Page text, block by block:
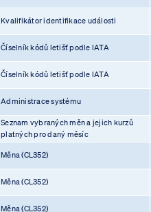
Kvalifikátor identifikace události
Číselník kódů letišť podle IATA
Číselník kódů letišť podle IATA
Administrace systému
Seznam vybraných měn a jejich kurzů
platných pro daný měsíc
Měna (CL352)
Měna (CL352)
Měna (CL352)